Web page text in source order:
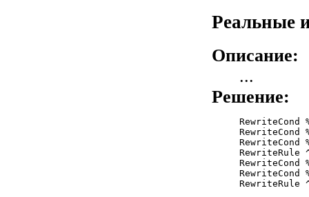
Реальные
Описание:
...
Решение:
RewriteCond
RewriteCond
RewriteCond